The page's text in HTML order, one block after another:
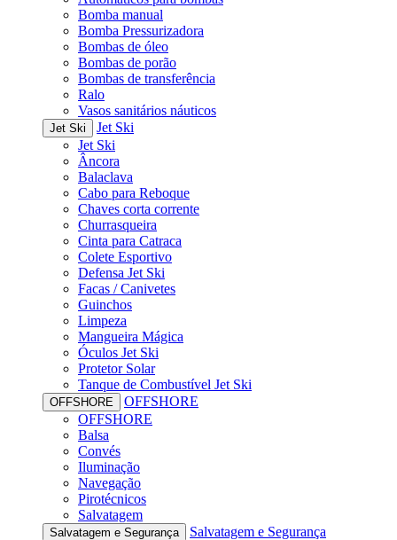
Bomba manual
Bomba Pressurizadora
Bombas de óleo
Bombas de porão
Bombas de transferência
Ralo
Vasos sanitários náuticos
Jet Ski
Jet Ski
Jet Ski
Âncora
Balaclava
Cabo para Reboque
Chaves corta corrente
Churrasqueira
Cinta para Catraca
Colete Esportivo
Defensa Jet Ski
Facas / Canivetes
Guinchos
Limpeza
Mangueira Mágica
Óculos Jet Ski
Protetor Solar
Tanque de Combustível Jet Ski
OFFSHORE
OFFSHORE
OFFSHORE
Balsa
Convés
Iluminação
Navegação
Pirotécnicos
Salvatagem
Salvatagem e Segurança
Salvatagem e Segurança